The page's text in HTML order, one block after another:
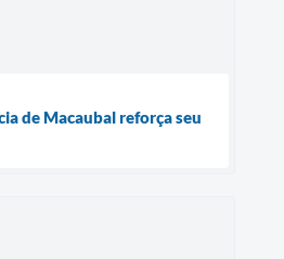
de Macaubal reforça seu